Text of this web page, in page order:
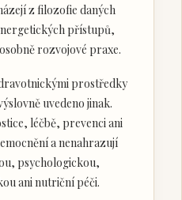
z filozofie daných
přístupů,
rozvojové praxe.
prostředky
uvedeno jinak.
léčbě, prevenci ani
a nenahrazují
psychologickou,
ani nutriční péči.